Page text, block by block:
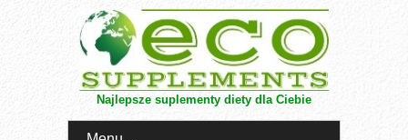
Najlepsze suplementy diety dla Ciebie